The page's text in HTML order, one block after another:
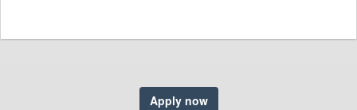
Apply now